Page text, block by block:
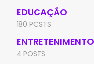
EDUCAÇÃO
180 POSTS
ENTRETENIMENTO
4 POSTS